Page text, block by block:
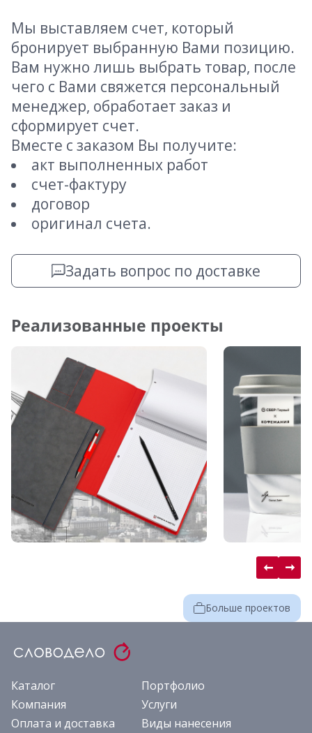
Мы выставляем счет, который
бронирует выбранную Вами позицию.
Вам нужно лишь выбрать товар, после
чего с Вами свяжется персональный
менеджер, обработает заказ и
сформирует счет.
Вместе с заказом Вы получите:
акт выполненных работ
счет-фактуру
договор
оригинал счета.
Задать вопрос по доставке
Реализованные проекты
Больше проектов
Каталог
Портфолио
Компания
Услуги
Оплата и доставка
Виды нанесения